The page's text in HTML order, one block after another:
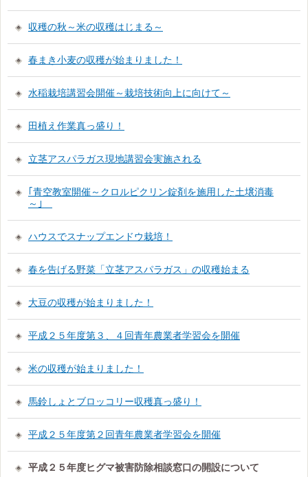
収穫の秋～米の収穫はじまる～
春まき小麦の収穫が始まりました！
水稲栽培講習会開催～栽培技術向上に向けて～
田植え作業真っ盛り！
立茎アスパラガス現地講習会実施される
｢青空教室開催～クロルピクリン錠剤を施用した土壌消毒
～｣
ハウスでスナップエンドウ栽培！
春を告げる野菜「立茎アスパラガス」の収穫始まる
大豆の収穫が始まりました！
平成２５年度第３、４回青年農業者学習会を開催
米の収穫が始まりました！
馬鈴しょとブロッコリー収穫真っ盛り！
平成２５年度第２回青年農業者学習会を開催
平成２５年度ヒグマ被害防除相談窓口の開設について